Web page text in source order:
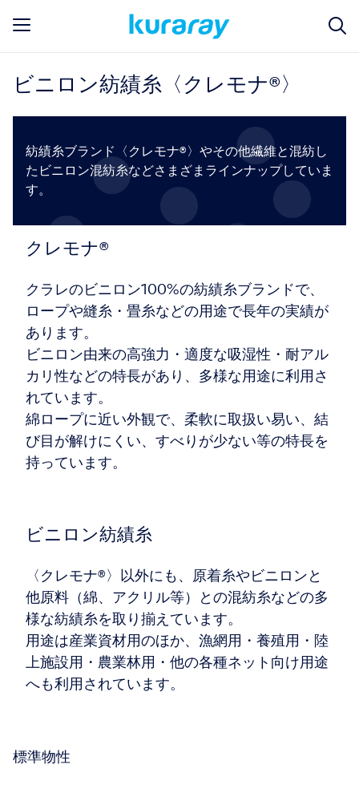
ビニロン紡績糸〈クレモナ®〉
紡績糸ブランド〈クレモナ®〉やその他繊維と混紡し
たビニロン混紡糸などさまざまラインナップしていま
す。
クレモナ®
クラレのビニロン100%の紡績糸ブランドで、
ロープや縫糸・畳糸などの用途で長年の実績が
あります。
ビニロン由来の高強力・適度な吸湿性・耐アル
カリ性などの特長があり、多様な用途に利用さ
れています。
綿ロープに近い外観で、柔軟に取扱い易い、結
び目が解けにくい、すべりが少ない等の特長を
持っています。
ビニロン紡績糸
〈クレモナ®〉以外にも、原着糸やビニロンと
他原料（綿、アクリル等）との混紡糸などの多
様な紡績糸を取り揃えています。
用途は産業資材用のほか、漁網用・養殖用・陸
上施設用・農業林用・他の各種ネット向け用途
へも利用されています。
標準物性